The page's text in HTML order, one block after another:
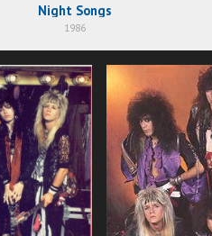
Night Songs
1986